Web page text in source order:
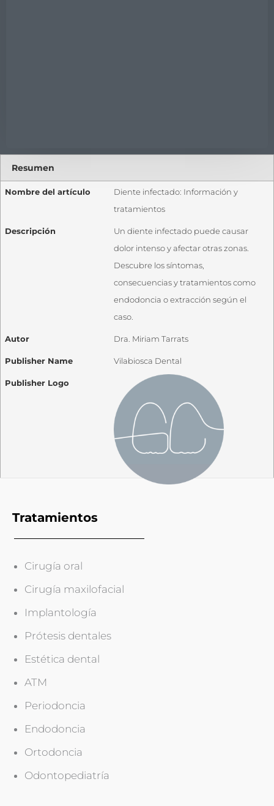
Resumen
Nombre del artículo
Diente infectado: Información y
tratamientos
Descripción
Un diente infectado puede causar
dolor intenso y afectar otras zonas.
Descubre los síntomas,
consecuencias y tratamientos como
endodoncia o extracción según el
caso.
Autor Dra. Miriam Tarrats
Publisher Name Vilabiosca Dental
Publisher Logo
Tratamientos
Cirugía oral
Cirugía maxilofacial
Implantología
Prótesis dentales
Estética dental
ATM
Periodoncia
Endodoncia
Ortodoncia
Odontopediatría